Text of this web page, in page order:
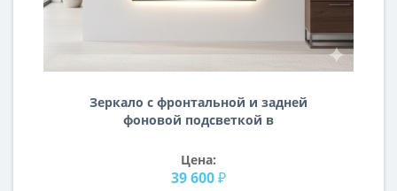
Зеркало с фронтальной и задней
фоновой подсветкой в
Цена:
39 600 ₽